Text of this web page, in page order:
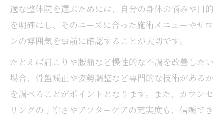
適な整体院を選ぶためには、自分の身体の悩みや目的
を明確にし、そのニーズに合った施術メニューやサロ
ンの雰囲気を事前に確認することが大切です。
たとえば肩こりや腰痛など慢性的な不調を改善したい
場合、骨盤矯正や姿勢調整など専門的な技術があるか
を調べることがポイントとなります。また、カウンセ
リングの丁寧さやアフターケアの充実度も、信頼でき